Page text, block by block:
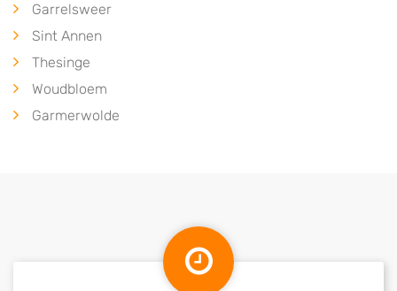
Garrelsweer
Sint Annen
Thesinge
Woudbloem
Garmerwolde